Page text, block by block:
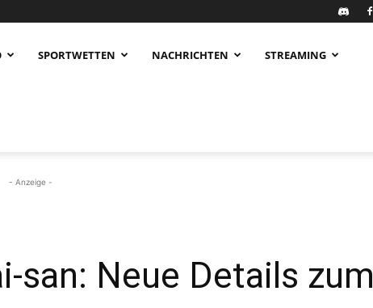
SPORTWETTEN NACHRICHTEN STREAMING
- Anzeige -
san: Neue Details zum